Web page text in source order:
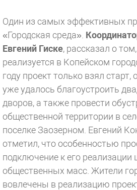
Один из самых эффективных
«Городская среда».
Евгений Гиске, рассказал о
реализуется в Копейском
году проект только взял старт,
уже удалось благоустроить
дворов, а также провести
общественной территории в
поселке Заозерном. Евгений
отметил, что особенностью
подключение к его реализации
общественных масс. Жители
вовлечены в реализацию